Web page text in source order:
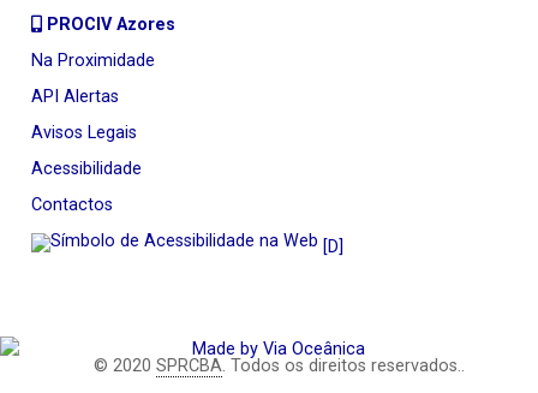
PROCIV Azores
Na Proximidade
API Alertas
Avisos Legais
Acessibilidade
Contactos
[D]
© 2020 SPRCBA. Todos os direitos reservados..